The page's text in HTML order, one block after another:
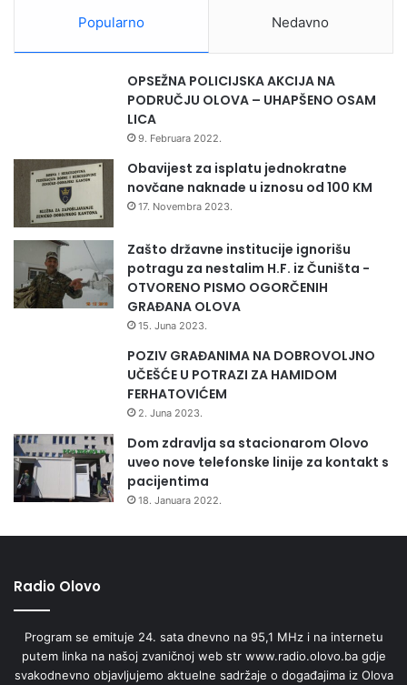
Popularno Nedavno
OPSEŽNA POLICIJSKA AKCIJA NA
PODRUČJU OLOVA – UHAPŠENO OSAM
LICA
9. Februara 2022.
Obavijest za isplatu jednokratne
novčane naknade u iznosu od 100 KM
17. Novembra 2023.
Zašto državne institucije ignorišu
potragu za nestalim H.F. iz Čuništa -
OTVORENO PISMO OGORČENIH
GRAĐANA OLOVA
15. Juna 2023.
POZIV GRAĐANIMA NA DOBROVOLJNO
UČEŠĆE U POTRAZI ZA HAMIDOM
FERHATOVIĆEM
2. Juna 2023.
Dom zdravlja sa stacionarom Olovo
uveo nove telefonske linije za kontakt s
pacijentima
18. Januara 2022.
Radio Olovo
Program se emituje 24. sata dnevno na 95,1 MHz i na internetu
putem linka na našoj zvaničnoj web str www.radio.olovo.ba gdje
svakodnevno objavljujemo aktuelne sadržaje o događajima iz Olova